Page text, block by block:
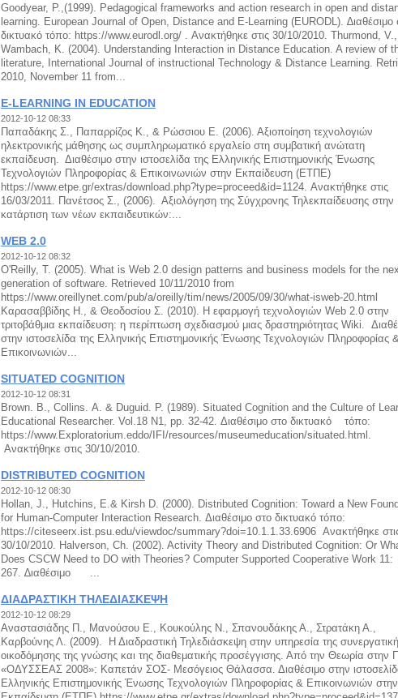
Goodyear, P.,(1999). Pedagogical frameworks and action research in open and
learning. European Journal of Open, Distance and E-Learning (EURODL). ∆ιαθέσιμο
δικτυακό τόπο: https://www.eurodl.org/ . Ανακτήθηκε στις 30/10/2010. Thurmond, V.,
Wambach, K. (2004). Understanding Interaction in Distance Education. A review of
literature, International Journal of instructional Technology & Distance Learning.
2010, November 11 from...
E-LEARNING IN EDUCATION
2012-10-12 08:33
Παπαδάκης Σ., Παπαρρίζος Κ., & Ρώσσιου Ε. (2006). Αξιοποίηση τεχνολογιών
ηλεκτρονικής μάθησης ως συμπληρωματικό εργαλείο στη συμβατική ανώτατη
εκπαίδευση. Διαθέσιμο στην ιστοσελίδα της Ελληνικής Επιστημονικής Ένωσης
Τεχνολογιών Πληροφορίας & Επικοινωνιών στην Εκπαίδευση (ΕΤΠΕ)
https://www.etpe.gr/extras/download.php?type=proceed&id=1124. Ανακτήθηκε στις
16/03/2011. Πανέτσος Σ., (2006). Αξιολόγηση της Σύγχρονης Τηλεκπαίδευσης στην
κατάρτιση των νέων εκπαιδευτικών:...
WEB 2.0
2012-10-12 08:32
O'Reilly, T. (2005). What is Web 2.0 design patterns and business models for the
generation of software. Retrieved 10/11/2010 from
https://www.oreillynet.com/pub/a/oreilly/tim/news/2005/09/30/what-isweb-20.html
Καρασαββίδης Η., & Θεοδοσίου Σ. (2010). Η εφαρμογή τεχνολογιών Web 2.0 στην
τριτοβάθμια εκπαίδευση: η περίπτωση σχεδιασμού μιας δραστηριότητας Wiki.
στην ιστοσελίδα της Ελληνικής Επιστημονικής Ένωσης Τεχνολογιών Πληροφορίας &
Επικοινωνιών...
SITUATED COGNITION
2012-10-12 08:31
Brown. Β., Collins. Α. & Duguid. P. (1989). Situated Cognition and the Culture of
Educational Researcher. Vol.18 N1, pp. 32-42. Διαθέσιμο στο δικτυακό τόπο:
https://www.Exploratorium.eddo/IFI/resources/museumeducation/situated.html.
Ανακτήθηκε στις 30/10/2010.
DISTRIBUTED COGNITION
2012-10-12 08:30
Hollan, J., Hutchins, E.& Kirsh D. (2000). Distributed Cognition: Toward a New
for Human-Computer Interaction Research. Διαθέσιμο στο δικτυακό τόπο:
https://citeseerx.ist.psu.edu/viewdoc/summary?doi=10.1.1.33.6906 Ανακτήθηκε
30/10/2010. Halverson, Ch. (2002). Activity Theory and Distributed Cognition: Or
Does CSCW Need to DO with Theories? Computer Supported Cooperative Work
267. ∆ιαθέσιμο ...
ΔΙΑΔΡΑΣΤΙΚΗ ΤΗΛΕΔΙΑΣΚΕΨΗ
2012-10-12 08:29
Αναστασιάδης Π., Μανούσου Ε., Κουκούλης Ν., Σπανουδάκης Α., Στρατάκη Α.,
Καρβούνης Λ. (2009). Η Διαδραστική Τηλεδιάσκεψη στην υπηρεσία της
οικοδόμησης της γνώσης και της διαθεματικής προσέγγισης. Από την Θεωρία στην
«ΟΔΥΣΣΕΑΣ 2008»: Καπετάν ΣΟΣ- Μεσόγειος Θάλασσα. Διαθέσιμο στην
Ελληνικής Επιστημονικής Ένωσης Τεχνολογιών Πληροφορίας & Επικοινωνιών στην